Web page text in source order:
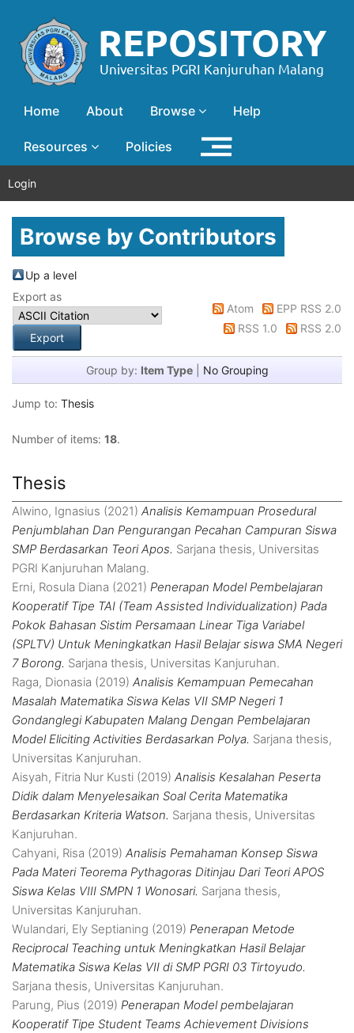
Home About Browse Help
Resources Policies
Login
Browse by Contributors
Up a level
Export as
Atom
EPP RSS 2.0
RSS 1.0
RSS 2.0
Group by: Item Type| No Grouping
Jump to: Thesis
Number of items: 18.
Thesis
Alwino, Ignasius (2021) Analisis Kemampuan Prosedural
Penjumblahan Dan Pengurangan Pecahan Campuran Siswa
SMP Berdasarkan Teori Apos. Sarjana thesis, Universitas
PGRI Kanjuruhan Malang.
Erni, Rosula Diana (2021) Penerapan Model Pembelajaran
Kooperatif Tipe TAI (Team Assisted Individualization) Pada
Pokok Bahasan Sistim Persamaan Linear Tiga Variabel
(SPLTV) Untuk Meningkatkan Hasil Belajar siswa SMA Negeri
7 Borong. Sarjana thesis, Universitas Kanjuruhan.
Raga, Dionasia (2019) Analisis Kemampuan Pemecahan
Masalah Matematika Siswa Kelas VII SMP Negeri 1
Gondanglegi Kabupaten Malang Dengan Pembelajaran
Model Eliciting Activities Berdasarkan Polya. Sarjana thesis,
Universitas Kanjuruhan.
Aisyah, Fitria Nur Kusti (2019) Analisis Kesalahan Peserta
Didik dalam Menyelesaikan Soal Cerita Matematika
Berdasarkan Kriteria Watson. Sarjana thesis, Universitas
Kanjuruhan.
Cahyani, Risa (2019) Analisis Pemahaman Konsep Siswa
Pada Materi Teorema Pythagoras Ditinjau Dari Teori APOS
Siswa Kelas VIII SMPN 1 Wonosari. Sarjana thesis,
Universitas Kanjuruhan.
Wulandari, Ely Septianing (2019) Penerapan Metode
Reciprocal Teaching untuk Meningkatkan Hasil Belajar
Matematika Siswa Kelas VII di SMP PGRI 03 Tirtoyudo.
Sarjana thesis, Universitas Kanjuruhan.
Parung, Pius (2019) Penerapan Model pembelajaran
Kooperatif Tipe Student Teams Achievement Divisions